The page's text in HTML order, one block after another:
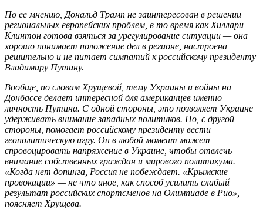
По ее мнению, Дональд Трамп не заинтересован в решении
региональных европейских проблем, в то время как Хиллари
Клинтон готова взяться за урегулирование ситуации — она
хорошо понимает положение дел в регионе, настроена
решительно и не питает симпатий к российскому президенту
Владимиру Путину.
Вообще, по словам Хрущевой, тему Украины и войны на
Донбассе делает интересной для американцев именно
личность Путина. С одной стороны, это позволяет Украине
удерживать внимание западных политиков. Но, с другой
стороны, помогает российскому президенту вести
геополитическую игру. Он в любой момент может
спровоцировать напряжение в Украине, чтобы отвлечь
внимание собственных граждан и мирового политикума.
«Когда нет допинга, Россия не побеждает. «Крымские
провокации» — не что иное, как способ усилить слабый
результат российских спортсменов на Олимпиаде в Рио», —
поясняет Хрущева.